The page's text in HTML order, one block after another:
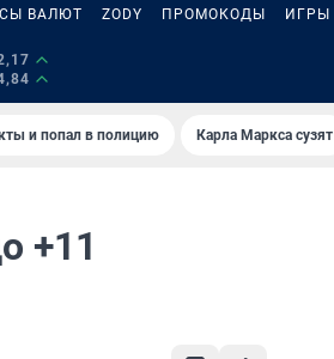
ВАЛЮТ ZODY ПРОМОКОДЫ ИГРЫ
и попал в полицию Карла Маркса сузят
+11